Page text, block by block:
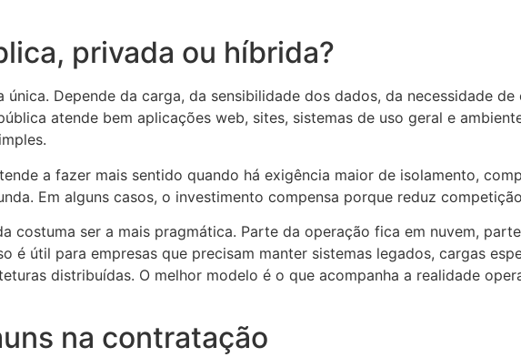
privada ou híbrida?
única. Depende da carga, da sensibilidade dos dados, da necessidade
atende bem aplicações web, sites, sistemas de uso geral e
a fazer mais sentido quando há exigência maior de isolamento,
Em alguns casos, o investimento compensa porque reduz
costuma ser a mais pragmática. Parte da operação fica em nuvem,
é útil para empresas que precisam manter sistemas legados, cargas
distribuídas. O melhor modelo é o que acompanha a realidade
na contratação